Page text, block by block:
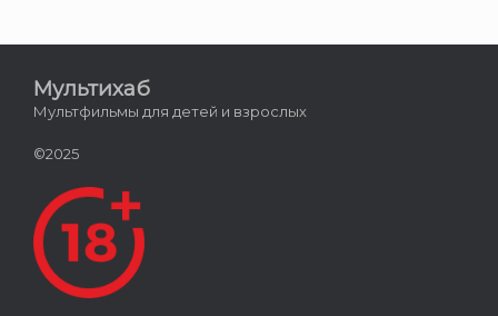
Мультихаб
Мультфильмы для детей и взрослых
©2025